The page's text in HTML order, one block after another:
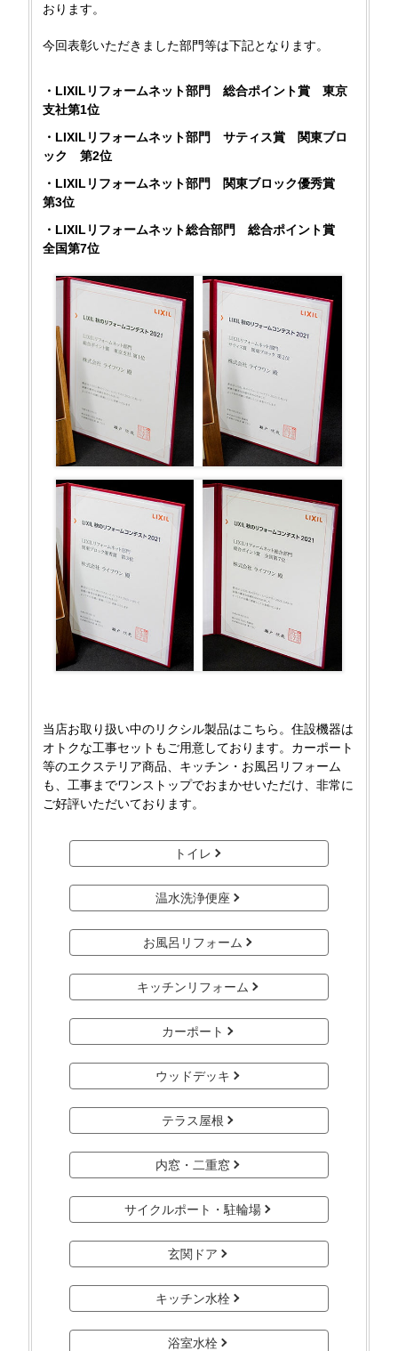
おります。
今回表彰いただきました部門等は下記となります。
・LIXILリフォームネット部門 総合ポイント賞 東京
支社第1位
・LIXILリフォームネット部門 サティス賞 関東ブロ
ック 第2位
・LIXILリフォームネット部門 関東ブロック優秀賞
第3位
・LIXILリフォームネット総合部門 総合ポイント賞
全国第7位
当店お取り扱い中のリクシル製品はこちら。住設機器は
オトクな工事セットもご用意しております。カーポート
等のエクステリア商品、キッチン・お風呂リフォーム
も、工事までワンストップでおまかせいただけ、非常に
ご好評いただいております。
トイレ
温水洗浄便座
お風呂リフォーム
キッチンリフォーム
カーポート
ウッドデッキ
テラス屋根
内窓・二重窓
サイクルポート・駐輪場
玄関ドア
キッチン水栓
浴室水栓